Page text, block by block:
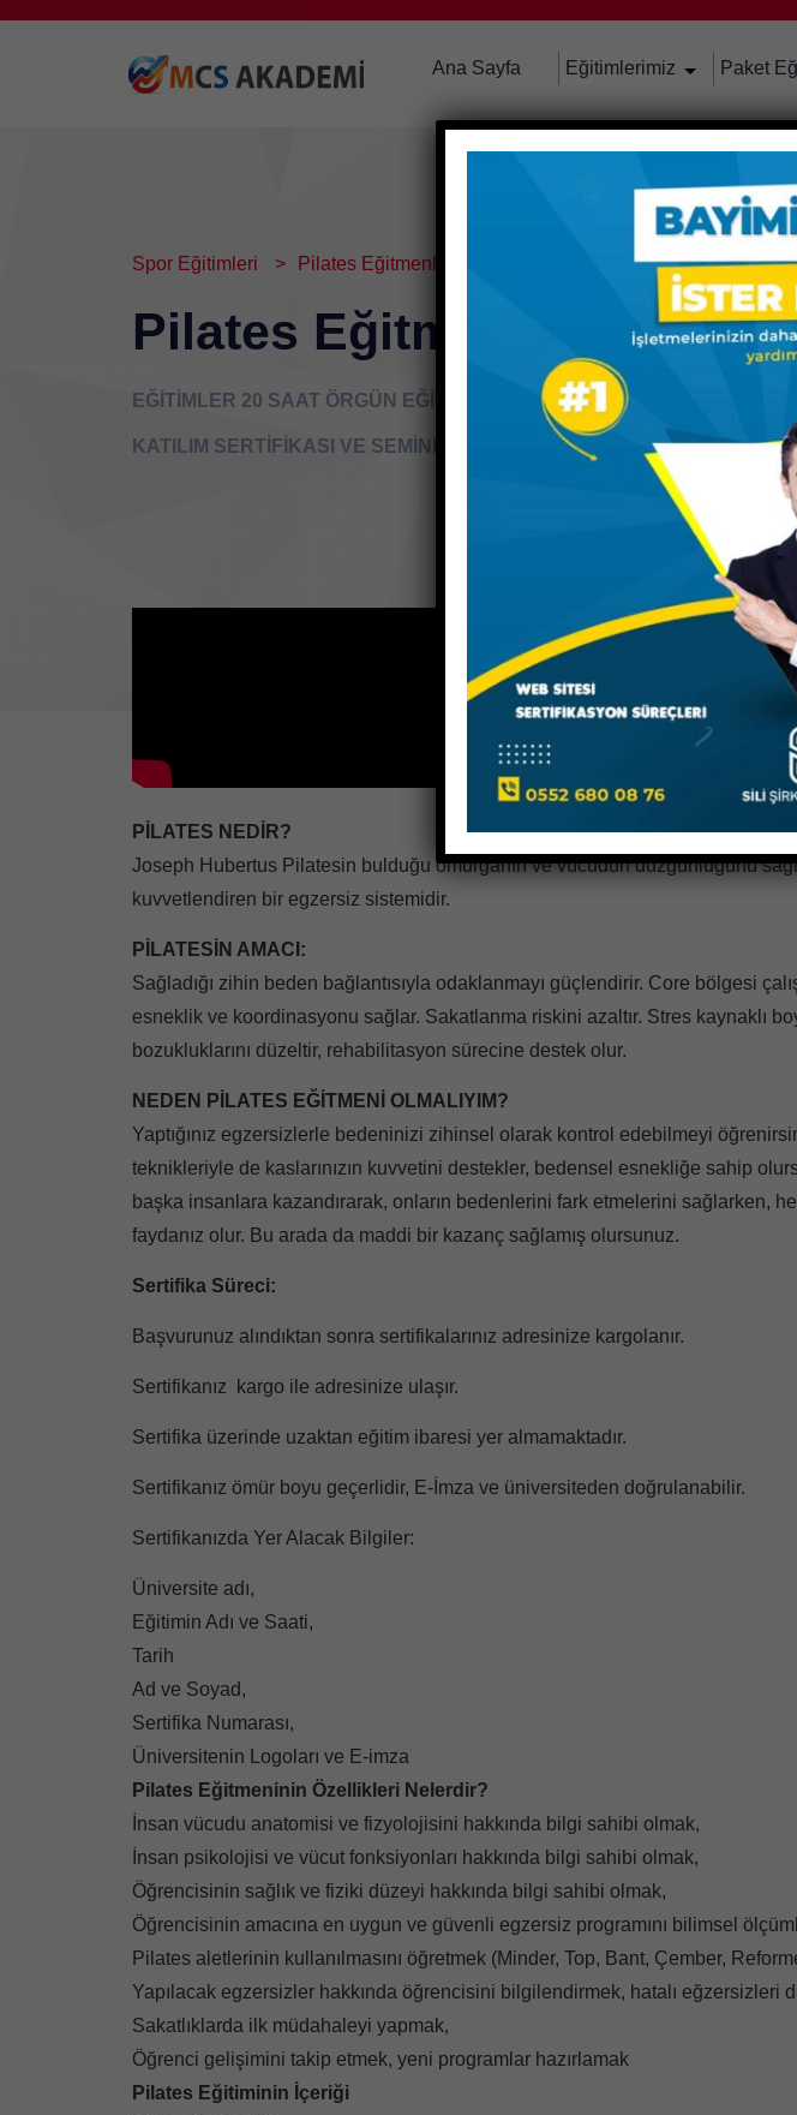
Ana Sayfa Eğitimlerimiz Paket
Spor Eğitimleri Pilates Eğitmenliği Eğitimi
Pilates Eğitmenliği Eğitimi
EĞİTİMLER 20 SAAT ÖRGÜN EĞİTİM OLARAK SUNULMAKTADIR.
KATILIM SERTİFİKASI VE SEMİNER SERTİFİKASI OLARAK
PİLATES NEDİR?
Joseph Hubertus Pilatesin bulduğu omurganın ve vücudun düzgünlüğünü
kuvvetlendiren bir egzersiz sistemidir.
PİLATESİN AMACI:
Sağladığı zihin beden bağlantısıyla odaklanmayı güçlendirir. Core bölgesi
esneklik ve koordinasyonu sağlar. Sakatlanma riskini azaltır. Stres kaynaklı
bozukluklarını düzeltir, rehabilitasyon sürecine destek olur.
NEDEN PİLATES EĞİTMENİ OLMALIYIM?
Yaptığınız egzersizlerle bedeninizi zihinsel olarak kontrol edebilmeyi
teknikleriyle de kaslarınızın kuvvetini destekler, bedensel esnekliğe sahip
başka insanlara kazandırarak, onların bedenlerini fark etmelerini sağlarken,
faydanız olur. Bu arada da maddi bir kazanç sağlamış olursunuz.
Sertifika Süreci:
Başvurunuz alındıktan sonra sertifikalarınız adresinize kargolanır.
Sertifikanız kargo ile adresinize ulaşır.
Sertifika üzerinde uzaktan eğitim ibaresi yer almamaktadır.
Sertifikanız ömür boyu geçerlidir, E-İmza ve üniversiteden doğrulanabilir.
Sertifikanızda Yer Alacak Bilgiler:
Üniversite adı,
Eğitimin Adı ve Saati,
Tarih
Ad ve Soyad,
Sertifika Numarası,
Üniversitenin Logoları ve E-imza
Pilates Eğitmeninin Özellikleri Nelerdir?
İnsan vücudu anatomisi ve fizyolojisini hakkında bilgi sahibi olmak,
İnsan psikolojisi ve vücut fonksiyonları hakkında bilgi sahibi olmak,
Öğrencisinin sağlık ve fiziki düzeyi hakkında bilgi sahibi olmak,
Öğrencisinin amacına en uygun ve güvenli egzersiz programını bilimsel
Pilates aletlerinin kullanılmasını öğretmek (Minder, Top, Bant, Çember,
Yapılacak egzersizler hakkında öğrencisini bilgilendirmek, hatalı eğzersizleri
Sakatlıklarda ilk müdahaleyi yapmak,
Öğrenci gelişimini takip etmek, yeni programlar hazırlamak
Pilates Eğitiminin İçeriği